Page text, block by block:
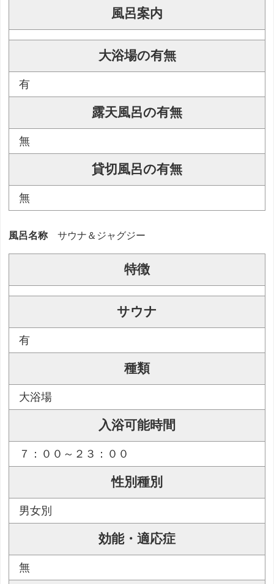
風呂案内
大浴場の有無
有
露天風呂の有無
無
貸切風呂の有無
無
風呂名称 サウナ＆ジャグジー
特徴
サウナ
有
種類
大浴場
入浴可能時間
７：００～２３：００
性別種別
男女別
効能・適応症
無